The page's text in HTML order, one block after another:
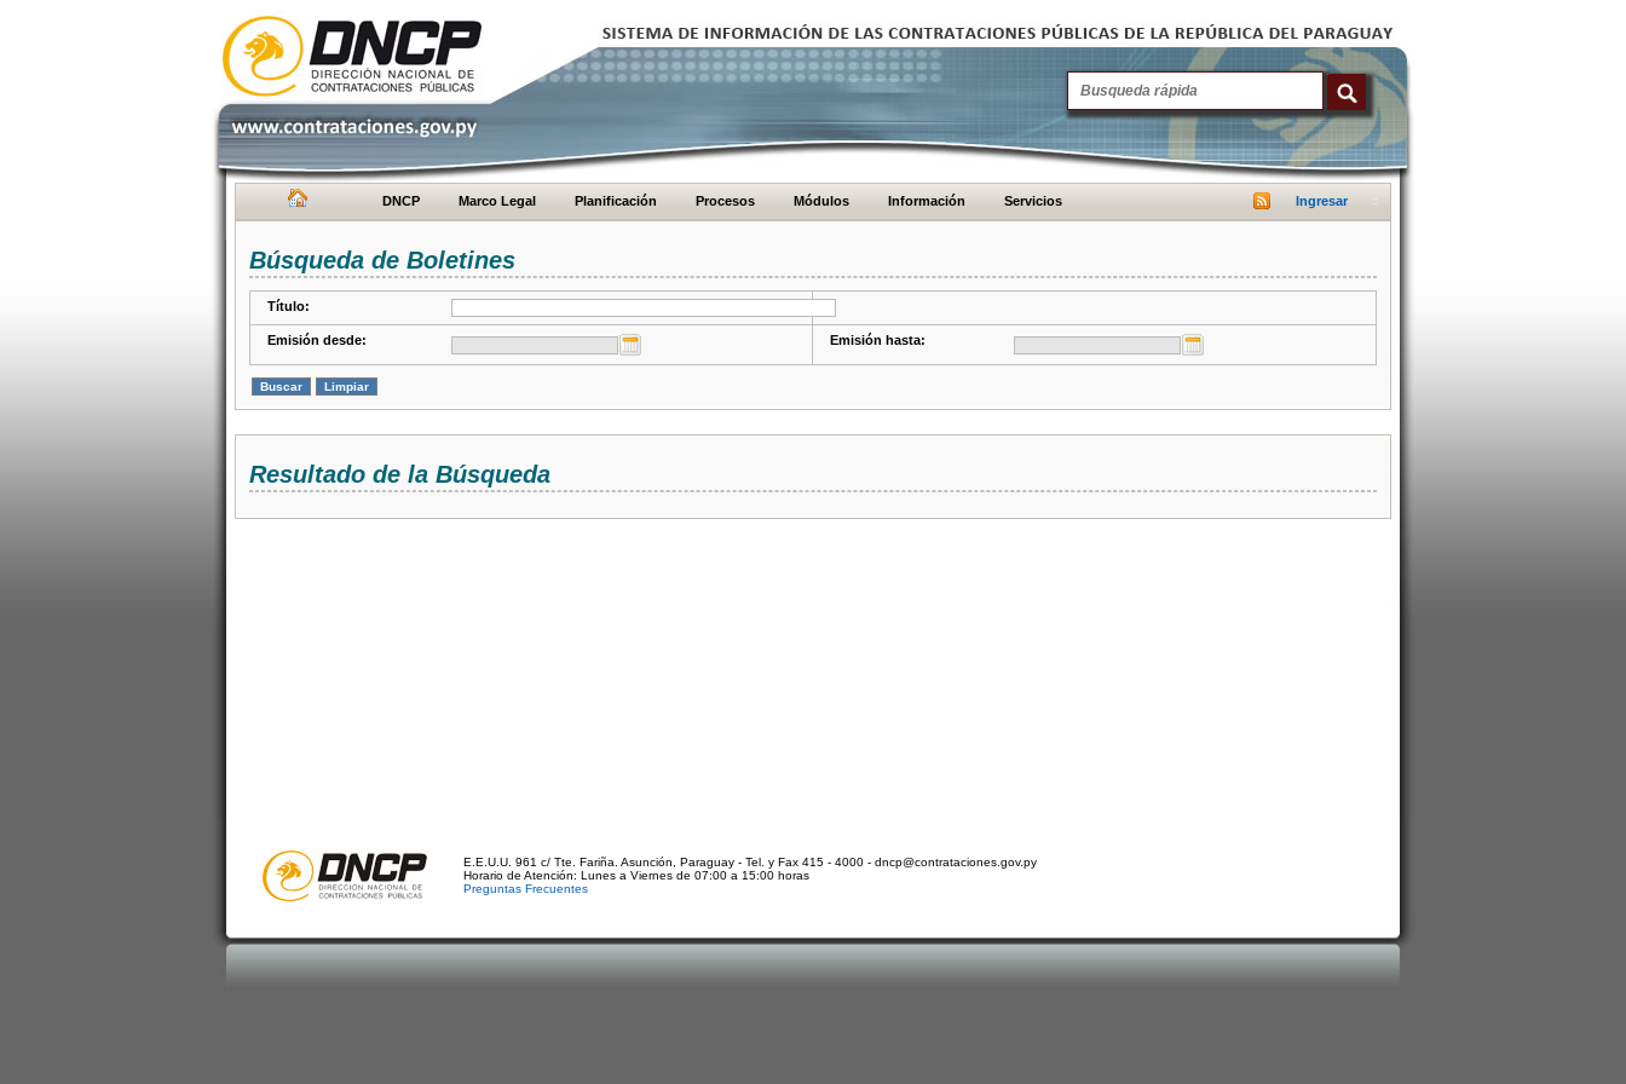
DNCP Marco Legal Planificación Procesos Módulos Información Servicios Ingresar
Búsqueda de Boletines
Título:
Emisión desde: Emisión hasta:
Resultado de la Búsqueda
E.E.U.U. 961 c/ Tte. Fariña. Asunción, Paraguay - Tel. y Fax 415 - 4000 - dncp@contrataciones.gov.py
Horario de Atención: Lunes a Viernes de 07:00 a 15:00 horas
Preguntas Frecuentes